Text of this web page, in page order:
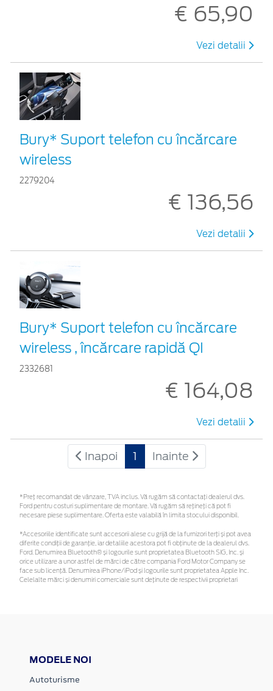
€ 65,90
Vezi detalii
Bury* Suport telefon cu încărcare
wireless
2279204
€ 136,56
Vezi detalii
Bury* Suport telefon cu încărcare
wireless , încărcare rapidă QI
2332681
€ 164,08
Vezi detalii
Inapoi 1 Inainte
*Preţ recomandat de vânzare, TVA inclus. Vă rugăm să contactaţi dealerul dvs.
Ford pentru costuri suplimentare de montare. Vă rugăm să rețineți că pot fi
necesare piese suplimentare. Oferta este valabilă în limita stocului disponibil.
*Accesoriile identificate sunt accesorii alese cu grijă de la furnizori terți și pot avea
diferite condiții de garanție, iar detaliile acestora pot fi obținute de la dealerul dvs.
Ford. Denumirea Bluetooth® și logourile sunt proprietatea Bluetooth SIG, Inc. și
orice utilizare a unor astfel de mărci de către compania Ford Motor Company se
face sub licență. Denumirea iPhone/iPod și logourile sunt proprietatea Apple Inc.
Celelalte mărci și denumiri comerciale sunt deținute de respectivii proprietari
MODELE NOI
Autoturisme